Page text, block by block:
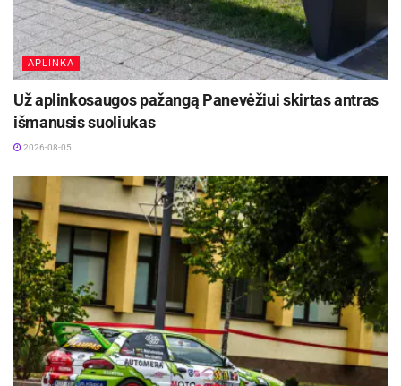
APLINKA
Už aplinkosaugos pažangą Panevėžiui skirtas antras
išmanusis suoliukas
2026-08-05